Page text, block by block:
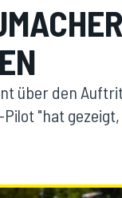
über den
"hat